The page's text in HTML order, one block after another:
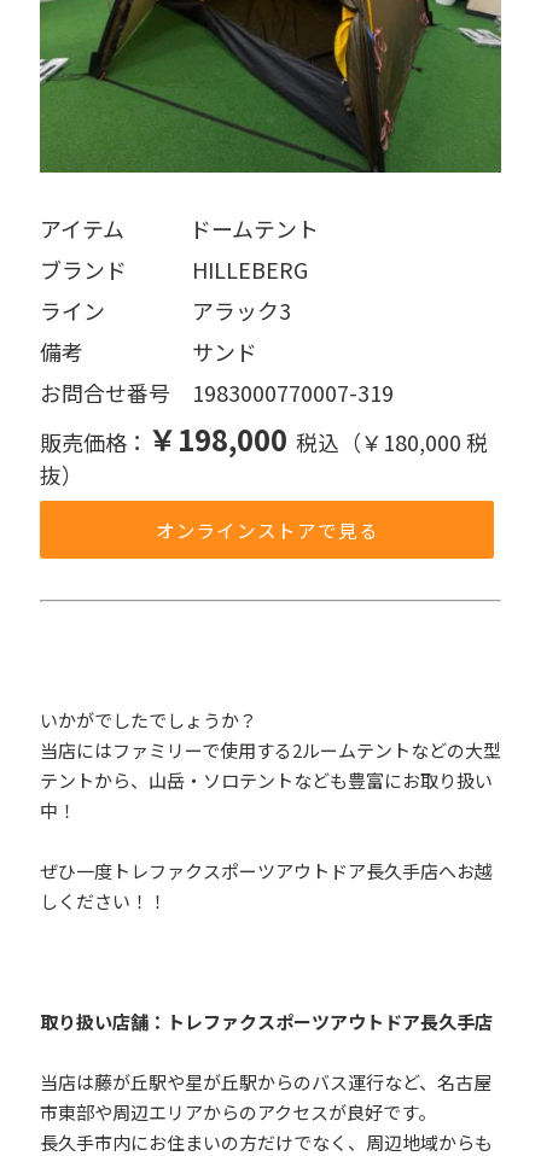
アイテム   ドームテント
ブランド   HILLEBERG
ライン    アラック3
備考     サンド
お問合せ番号 1983000770007-319
販売価格： ￥198,000 税込（￥180,000 税
抜）
オンラインストアで見る
いかがでしたでしょうか？
当店にはファミリーで使用する2ルームテントなどの大型
テントから、山岳・ソロテントなども豊富にお取り扱い
中！
ぜひ一度トレファクスポーツアウトドア長久手店へお越
しください！！
取り扱い店舗：トレファクスポーツアウトドア長久手店
当店は藤が丘駅や星が丘駅からのバス運行など、名古屋
市東部や周辺エリアからのアクセスが良好です。
長久手市内にお住まいの方だけでなく、周辺地域からも